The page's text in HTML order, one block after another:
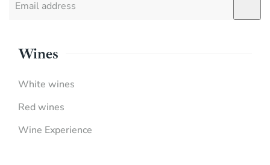
Wines
White wines
Red wines
Wine Experience